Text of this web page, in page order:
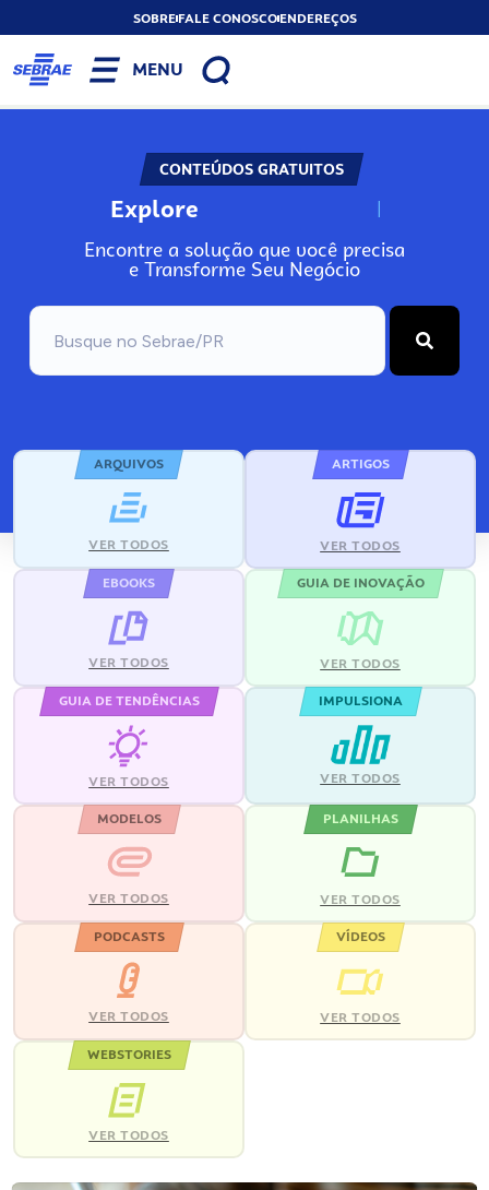
SOBREFALE CONOSCOENDEREÇOS
MENU
CONTEÚDOS GRATUITOS
Explore N
Encontre a solução que você precisa
e Transforme Seu Negócio
ARQUIVOS
VER TODOS
ARTIGOS
VER TODOS
EBOOKS
VER TODOS
GUIA DE INOVAÇÃO
VER TODOS
GUIA DE TENDÊNCIAS
VER TODOS
IMPULSIONA
VER TODOS
MODELOS
VER TODOS
PLANILHAS
VER TODOS
PODCASTS
VER TODOS
VÍDEOS
VER TODOS
WEBSTORIES
VER TODOS